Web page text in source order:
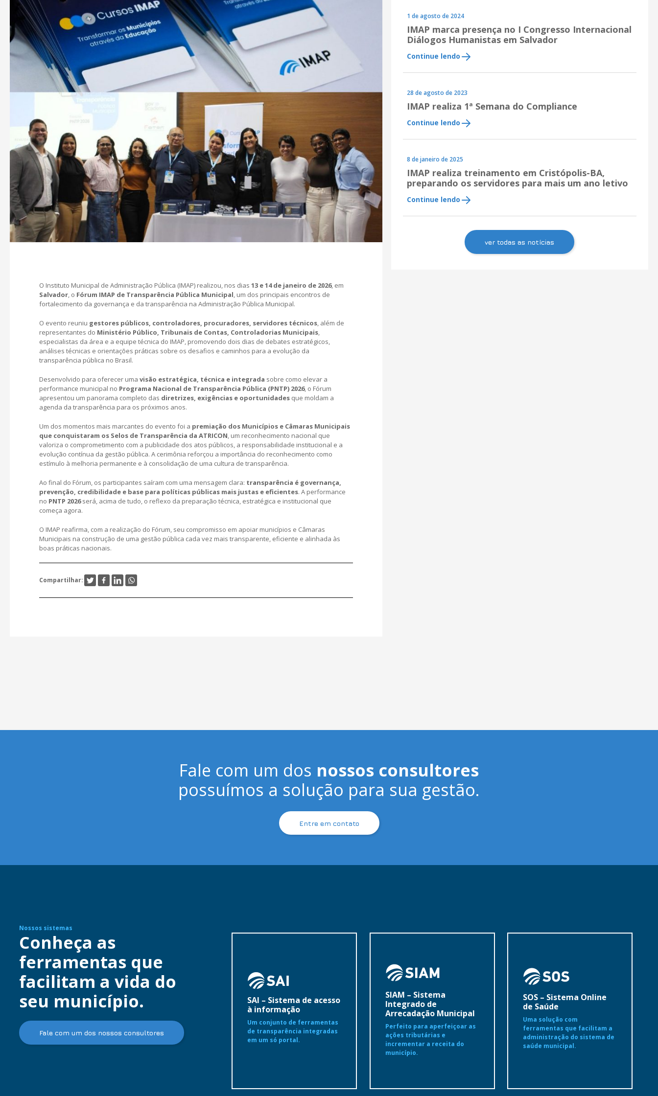
O Instituto Municipal de Administração Pública (IMAP) realizou, nos dias 13 e 14 de janeiro de 2026, em
Salvador , o Fórum IMAP de Transparência Pública Municipal , um dos principais encontros de
fortalecimento da governança e da transparência na Administração Pública Municipal.
O evento reuniu gestores públicos, controladores, procuradores, servidores técnicos , além de
representantes do Ministério Público, Tribunais de Contas, Controladorias Municipais
especialistas da área e a equipe técnica do IMAP, promovendo dois dias de debates estratégicos,
análises técnicas e orientações práticas sobre os desafios e caminhos para a evolução da
transparência pública no Brasil.
Desenvolvido para oferecer uma visão estratégica, técnica e integrada sobre como elevar a
performance municipal no Programa Nacional de Transparência Pública (PNTP) 2026, o Fórum
apresentou um panorama completo das diretrizes, exigências e oportunidades que moldam a
agenda da transparência para os próximos anos.
Um dos momentos mais marcantes do evento foi a premiação dos Municípios e Câmaras Municipais
que conquistaram os Selos de Transparência da ATRICON , um reconhecimento nacional que
valoriza o comprometimento com a publicidade dos atos públicos, a responsabilidade institucional e a
evolução contínua da gestão pública. A cerimônia reforçou a importância do reconhecimento como
estímulo à melhoria permanente e à consolidação de uma cultura de transparência.
Ao final do Fórum, os participantes saíram com uma mensagem clara: transparência é governança,
prevenção, credibilidade e base para políticas públicas mais justas e eficientes. A performance
no PNTP 2026será, acima de tudo, o reflexo da preparação técnica, estratégica e institucional que
começa agora.
O IMAP reafirma, com a realização do Fórum, seu compromisso em apoiar municípios e Câmaras
Municipais na construção de uma gestão pública cada vez mais transparente, eficiente e alinhada às
boas práticas nacionais.
Compartilhar:
1 de agosto de 2024
IMAP marca presença no I Congresso Internacional
Diálogos Humanistas em Salvador
Continue lendo
28 de agosto de 2023
IMAP realiza 1ª Semana do Compliance
Continue lendo
8 de janeiro de 2025
IMAP realiza treinamento em Cristópolis-BA,
preparando os servidores para mais um ano letivo
Continue lendo
ver todas as notícias
Fale com um dos nossos consultores
possuímos a solução para sua gestão.
Entre em contato
Nossos sistemas
Conheça as
ferramentas que
facilitam a vida do
seu município.
Fale com um dos nossos consultores
SAI – Sistema de acesso
à informação
Um conjunto de ferramentas
de transparência integradas
em um só portal.
SIAM – Sistema
Integrado de
Arrecadação Municipal
Perfeito para aperfeiçoar as
ações tributárias e
incrementar a receita do
município.
SOS – Sistema Online
de Saúde
Uma solução com
ferramentas que facilitam a
administração do sistema de
saúde municipal.